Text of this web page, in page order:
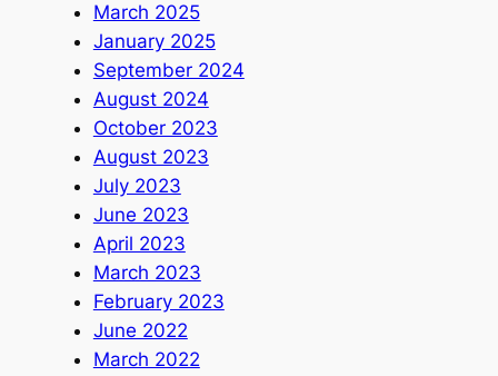
March 2025
January 2025
September 2024
August 2024
October 2023
August 2023
July 2023
June 2023
April 2023
March 2023
February 2023
June 2022
March 2022